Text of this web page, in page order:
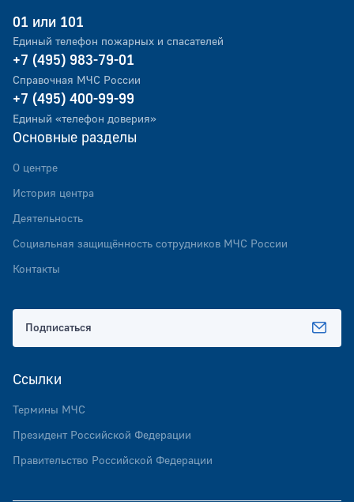
01 или 101
Единый телефон пожарных и спасателей
+7 (495) 983-79-01
Справочная МЧС России
+7 (495) 400-99-99
Единый «телефон доверия»
Основные разделы
О центре
История центра
Деятельность
Социальная защищённость сотрудников МЧС России
Контакты
Ссылки
Термины МЧС
Президент Российской Федерации
Правительство Российской Федерации
Подписаться